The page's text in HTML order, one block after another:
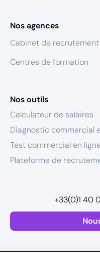
Nos agences
Cabinet de recrutement
Centres de formation
Nos outils
Calculateur de salaires
Diagnostic commercial
Test commercial en
Plateforme de
+33(0)1 40